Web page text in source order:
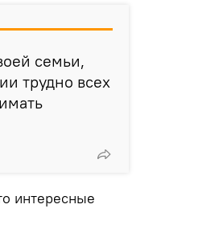
семьи,
трудно всех
интересные